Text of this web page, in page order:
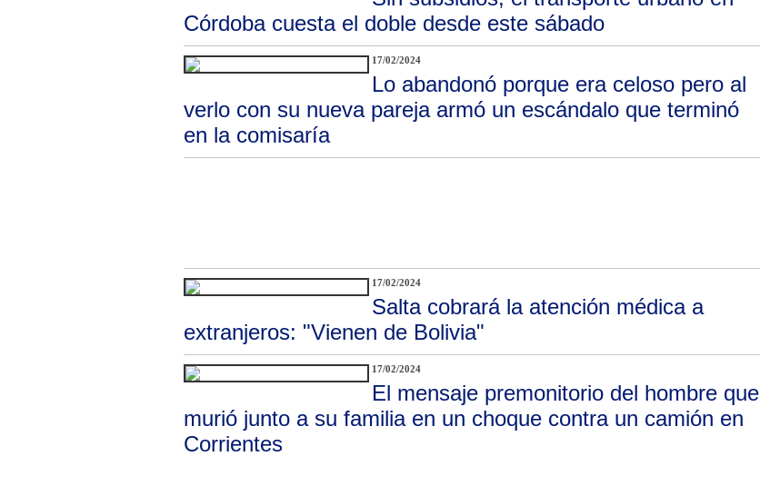
Córdoba cuesta el doble desde este sábado
17/02/2024
Lo abandonó porque era celoso pero al
verlo con su nueva pareja armó un escándalo que terminó
en la comisaría
17/02/2024
Salta cobrará la atención médica a
extranjeros: "Vienen de Bolivia"
17/02/2024
El mensaje premonitorio del hombre que
murió junto a su familia en un choque contra un camión en
Corrientes